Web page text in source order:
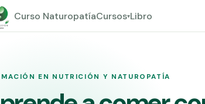
Curso NaturopatíaCursos▾Libro
EN NUTRICIÓN Y NATUROPATÍA